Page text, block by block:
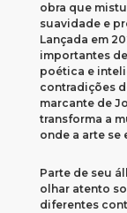
obra que
suavidade e
Lançada em
importantes
poética e
contradições
marcante de
transforma a
onde a arte se
Parte de seu
olhar atento
diferentes